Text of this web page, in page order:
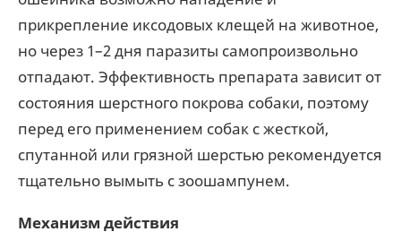
прикрепление иксодовых клещей на животное,
но через 1–2 дня паразиты самопроизвольно
отпадают. Эффективность препарата зависит от
состояния шерстного покрова собаки, поэтому
перед его применением собак с жесткой,
спутанной или грязной шерстью рекомендуется
тщательно вымыть с зоошампунем.
Механизм действия